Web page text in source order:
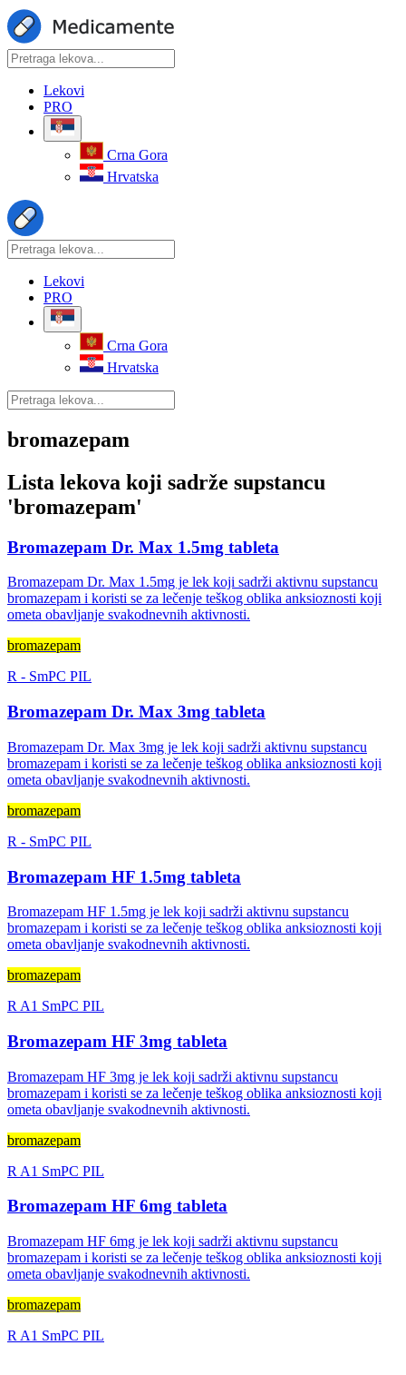
Lekovi
PRO
Crna Gora
Hrvatska
Lekovi
PRO
Crna Gora
Hrvatska
bromazepam
Lista lekova koji sadrže supstancu
'bromazepam'
Bromazepam Dr. Max 1.5mg tableta
Bromazepam Dr. Max 1.5mg je lek koji sadrži aktivnu supstancu
bromazepam i koristi se za lečenje teškog oblika anksioznosti koji
ometa obavljanje svakodnevnih aktivnosti.
bromazepam
R - SmPC PIL
Bromazepam Dr. Max 3mg tableta
Bromazepam Dr. Max 3mg je lek koji sadrži aktivnu supstancu
bromazepam i koristi se za lečenje teškog oblika anksioznosti koji
ometa obavljanje svakodnevnih aktivnosti.
bromazepam
R - SmPC PIL
Bromazepam HF 1.5mg tableta
Bromazepam HF 1.5mg je lek koji sadrži aktivnu supstancu
bromazepam i koristi se za lečenje teškog oblika anksioznosti koji
ometa obavljanje svakodnevnih aktivnosti.
bromazepam
R A1 SmPC PIL
Bromazepam HF 3mg tableta
Bromazepam HF 3mg je lek koji sadrži aktivnu supstancu
bromazepam i koristi se za lečenje teškog oblika anksioznosti koji
ometa obavljanje svakodnevnih aktivnosti.
bromazepam
R A1 SmPC PIL
Bromazepam HF 6mg tableta
Bromazepam HF 6mg je lek koji sadrži aktivnu supstancu
bromazepam i koristi se za lečenje teškog oblika anksioznosti koji
ometa obavljanje svakodnevnih aktivnosti.
bromazepam
R A1 SmPC PIL